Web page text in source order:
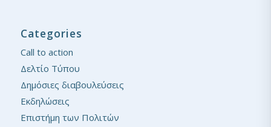
Categories
Call to action
Δελτίο Τύπου
Δημόσιες διαβουλεύσεις
Εκδηλώσεις
Επιστήμη των Πολιτών